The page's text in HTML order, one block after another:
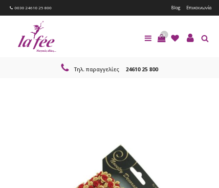
0030 24610 25 800 Blog Επικοινωνία
0
Τηλ. παραγγελίες 24610 25 800